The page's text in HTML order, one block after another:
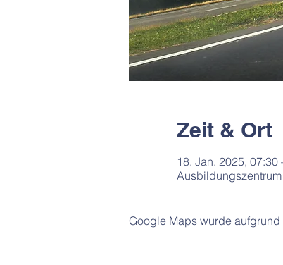
Zeit & Ort
18. Jan. 2025, 07:30
Google Maps wurde